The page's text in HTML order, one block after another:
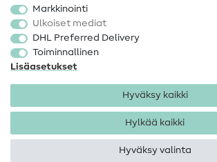
Ompelutarvikkeet
Ale
Markkinointi
Ulkoiset mediat
DHL Preferred Delivery
Toiminnallinen
Lisäasetukset
Hyväksy kaikki
Hylkää kaikki
Hyväksy valinta
Tietosuoja
Käyttöehdot
Peruutusoikeus
Tekijänoikeus 2026 SewIY GmbH